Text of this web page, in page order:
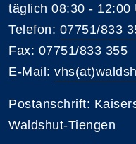
täglich 08:30 - 12:00
Telefon: 07751/833
Fax: 07751/833 355
E-Mail:
Postanschrift:
Waldshut-Tiengen